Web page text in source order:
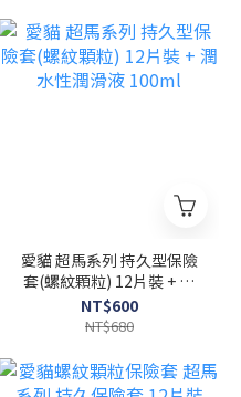
愛貓 超馬系列 持久型保險
套(螺紋顆粒) 12片裝 + 潤
水性潤滑液 100ml
NT$600
NT$680